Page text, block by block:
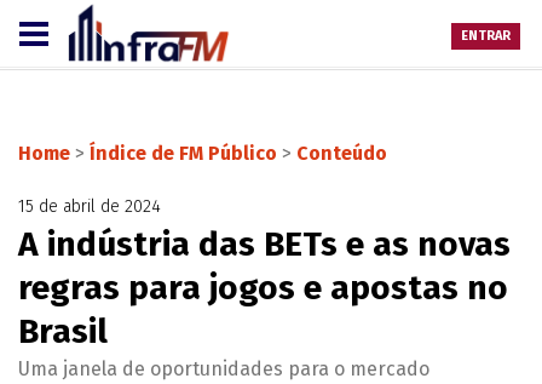
ENTRAR
Home > Índice de FM Público > Conteúdo
15 de abril de 2024
A indústria das BETs e as novas
regras para jogos e apostas no
Brasil
Uma janela de oportunidades para o mercado